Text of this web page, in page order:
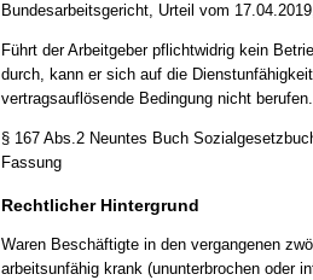
Bundesarbeitsgericht, Urteil vom
Führt der Arbeitgeber pflichtwidrig kein
durch, kann er sich auf die
vertragsauflösende Bedingung nicht berufen.
§ 167 Abs.2 Neuntes Buch
Fassung
Rechtlicher Hintergrund
Waren Beschäftigte in den vergangenen
arbeitsunfähig krank (ununterbrochen oder